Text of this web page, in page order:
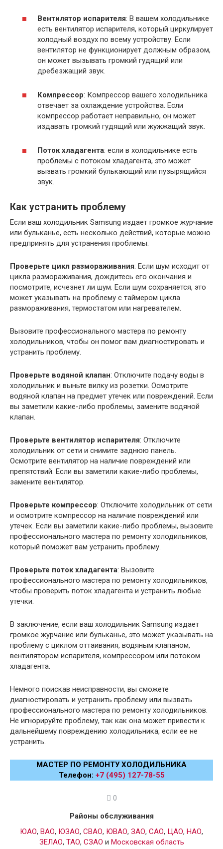
Вентилятор испарителя: В вашем холодильнике
есть вентилятор испарителя, который циркулирует
холодный воздух по всему устройству. Если
вентилятор не функционирует должным образом,
он может вызывать громкий гудящий или
дребезжащий звук.
Компрессор: Компрессор вашего холодильника
отвечает за охлаждение устройства. Если
компрессор работает неправильно, он может
издавать громкий гудящий или жужжащий звук.
Поток хладагента: если в холодильнике есть
проблемы с потоком хладагента, это может
вызвать громкий булькающий или пузырящийся
звук.
Как устранить проблему
Если ваш холодильник Samsung издает громкое журчание
или бульканье, есть несколько действий, которые можно
предпринять для устранения проблемы:
Проверьте цикл размораживания: Если шум исходит от
цикла размораживания, дождитесь его окончания и
посмотрите, исчезнет ли шум. Если шум сохраняется, это
может указывать на проблему с таймером цикла
размораживания, термостатом или нагревателем.
Вызовите профессионального мастера по ремонту
холодильников, чтобы он помог вам диагностировать и
устранить проблему.
Проверьте водяной клапан: Отключите подачу воды в
холодильник и выньте вилку из розетки. Осмотрите
водяной клапан на предмет утечек или повреждений. Если
вы заметили какие-либо проблемы, замените водяной
клапан.
Проверьте вентилятор испарителя: Отключите
холодильник от сети и снимите заднюю панель.
Осмотрите вентилятор на наличие повреждений или
препятствий. Если вы заметили какие-либо проблемы,
замените вентилятор.
Проверьте компрессор: Отключите холодильник от сети
и осмотрите компрессор на наличие повреждений или
утечек. Если вы заметили какие-либо проблемы, вызовите
профессионального мастера по ремонту холодильников,
который поможет вам устранить проблему.
Проверьте поток хладагента: Вызовите
профессионального мастера по ремонту холодильников,
чтобы проверить поток хладагента и устранить любые
утечки.
В заключение, если ваш холодильник Samsung издает
громкое журчание или бульканье, это может указывать на
проблему с циклом оттаивания, водяным клапаном,
вентилятором испарителя, компрессором или потоком
хладагента.
Немного поискав неисправности, вы сможете
диагностировать и устранить проблему или вызвать
профессионального мастера по ремонту холодильников.
Не игнорируйте проблему, так как она может привести к
дальнейшему повреждению холодильника, если ее не
устранить.
МАСТЕР ПО РЕМОНТУ ХОЛОДИЛЬНИКА
Телефон: +7 (495) 127-78-55
0
Районы обслуживания
ЮАО, ВАО, ЮЗАО, СВАО, ЮВАО, ЗАО, САО, ЦАО, НАО,
ЗЕЛАО, ТАО, СЗАО и Московская область